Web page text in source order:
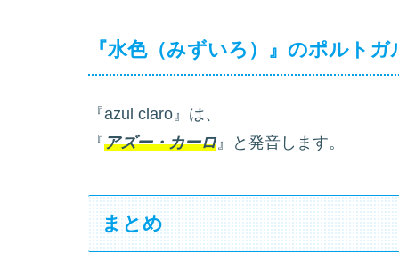
『水色（みずいろ）』のポルトガ
『azul claro』は、
『アズー・カーロ』と発音します。
まとめ